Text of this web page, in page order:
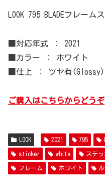
LOOK 795 BLADEフレーム
■対応年式 ： 2021
■カラー ： ホワイト
■仕上 ： ツヤ有
ご購入はこちらからどうぞ
LOOK 2021 795
sticker white ステ
フレーム ホワイト